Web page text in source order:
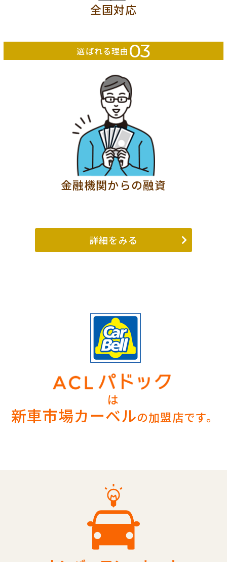
全国対応
選ばれる理由 03
金融機関からの融資
詳細をみる
は
新車市場カーベルの加盟店です。